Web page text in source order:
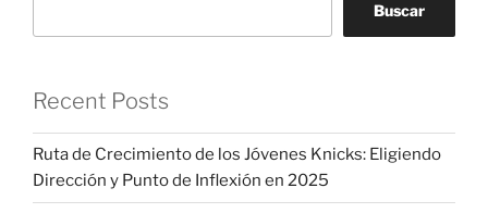
Buscar
Recent Posts
Ruta de Crecimiento de los Jóvenes Knicks: Eligiendo
Dirección y Punto de Inflexión en 2025